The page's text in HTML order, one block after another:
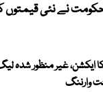
نے نئی قیمتوں
ایکشن، غیر منظور شدہ
وارننگ